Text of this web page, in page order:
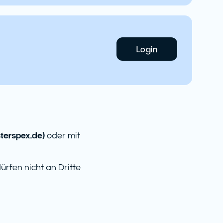
Login
oder mit
nicht an Dritte